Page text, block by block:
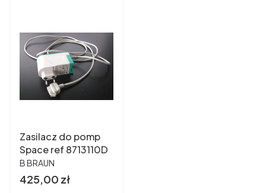
Zasilacz do pomp
Space ref 8713110D
PRODUCENT
B BRAUN
Cena
425,00 zł